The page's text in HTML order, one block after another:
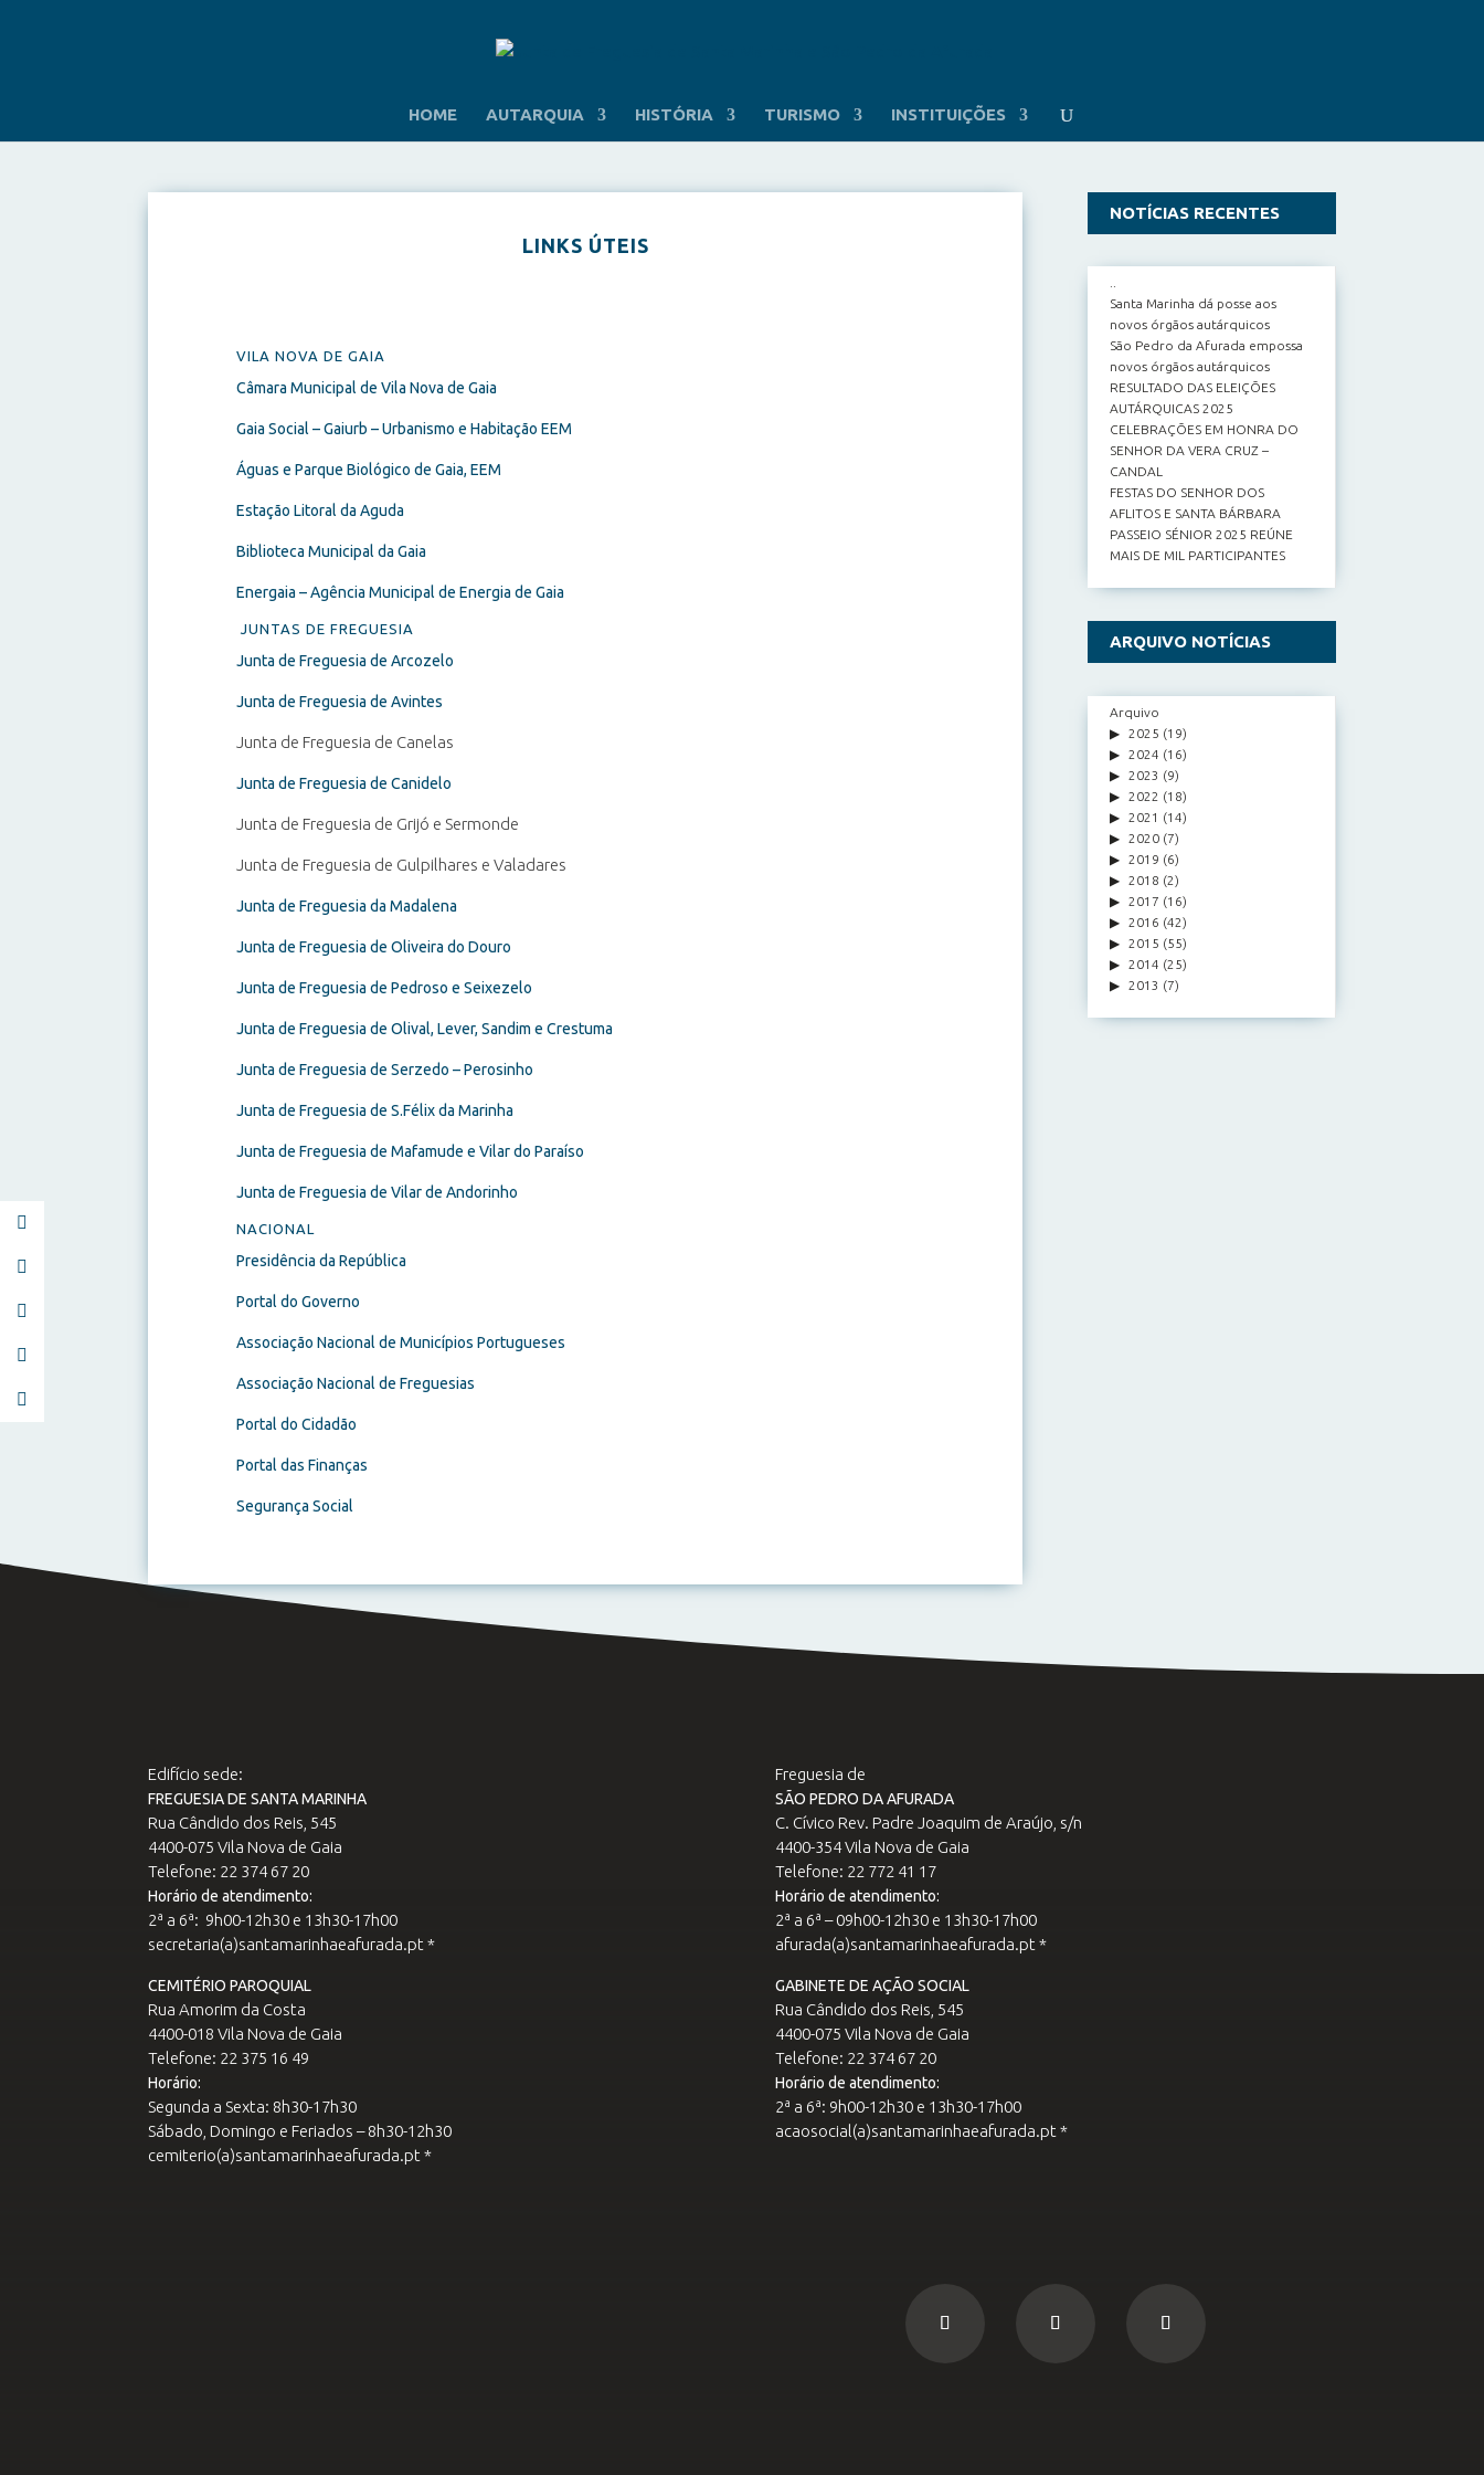
HOME AUTARQUIA HISTÓRIA TURISMO INSTITUIÇÕES
LINKS ÚTEIS
VILA NOVA DE GAIA
Câmara Municipal de Vila Nova de Gaia
Gaia Social – Gaiurb – Urbanismo e Habitação EEM
Águas e Parque Biológico de Gaia, EEM
Estação Litoral da Aguda
Biblioteca Municipal da Gaia
Energaia – Agência Municipal de Energia de Gaia
JUNTAS DE FREGUESIA
Junta de Freguesia de Arcozelo
Junta de Freguesia de Avintes
Junta de Freguesia de Canelas
Junta de Freguesia de Canidelo
Junta de Freguesia de Grijó e Sermonde
Junta de Freguesia de Gulpilhares e Valadares
Junta de Freguesia da Madalena
Junta de Freguesia de Oliveira do Douro
Junta de Freguesia de Pedroso e Seixezelo
Junta de Freguesia de Olival, Lever, Sandim e Crestuma
Junta de Freguesia de Serzedo – Perosinho
Junta de Freguesia de S.Félix da Marinha
Junta de Freguesia de Mafamude e Vilar do Paraíso
Junta de Freguesia de Vilar de Andorinho
NACIONAL
Presidência da República
Portal do Governo
Associação Nacional de Municípios Portugueses
Associação Nacional de Freguesias
Portal do Cidadão
Portal das Finanças
Segurança Social
NOTÍCIAS RECENTES
Santa Marinha dá posse aos
novos órgãos autárquicos
São Pedro da Afurada empossa
novos órgãos autárquicos
RESULTADO DAS ELEIÇÕES
AUTÁRQUICAS 2025
CELEBRAÇÕES EM HONRA DO
SENHOR DA VERA CRUZ –
CANDAL
FESTAS DO SENHOR DOS
AFLITOS E SANTA BÁRBARA
PASSEIO SÉNIOR 2025 REÚNE
MAIS DE MIL PARTICIPANTES
ARQUIVO NOTÍCIAS
Arquivo
2025 (19)
2024 (16)
2023 (9)
2022 (18)
2021 (14)
2020 (7)
2019 (6)
2018 (2)
2017 (16)
2016 (42)
2015 (55)
2014 (25)
2013 (7)
Edifício sede:
FREGUESIA DE SANTA MARINHA
Rua Cândido dos Reis, 545
4400-075 Vila Nova de Gaia
Telefone: 22 374 67 20
Horário de atendimento:
2ª a 6ª: 9h00-12h30 e 13h30-17h00
secretaria(a)santamarinhaeafurada.pt *
CEMITÉRIO PAROQUIAL
Rua Amorim da Costa
4400-018 Vila Nova de Gaia
Telefone: 22 375 16 49
Horário:
Segunda a Sexta: 8h30-17h30
Sábado, Domingo e Feriados – 8h30-12h30
cemiterio(a)santamarinhaeafurada.pt *
Freguesia de
SÃO PEDRO DA AFURADA
C. Cívico Rev. Padre Joaquim de Araújo, s/n
4400-354 Vila Nova de Gaia
Telefone: 22 772 41 17
Horário de atendimento:
2ª a 6ª – 09h00-12h30 e 13h30-17h00
afurada(a)santamarinhaeafurada.pt *
GABINETE DE AÇÃO SOCIAL
Rua Cândido dos Reis, 545
4400-075 Vila Nova de Gaia
Telefone: 22 374 67 20
Horário de atendimento:
2ª a 6ª: 9h00-12h30 e 13h30-17h00
acaosocial(a)santamarinhaeafurada.pt *